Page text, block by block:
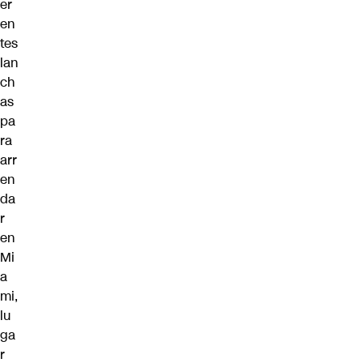
er
en
tes
lan
ch
as
pa
ra
arr
en
da
r
en
Mi
a
mi,
lu
ga
r